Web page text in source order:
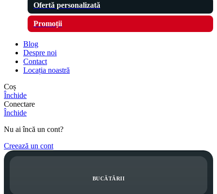
Ofertă personalizată
Promoții
Blog
Despre noi
Contact
Locația noastră
Coș
Închide
Conectare
Închide
Nu ai încă un cont?
Creează un cont
BUCĂTĂRII